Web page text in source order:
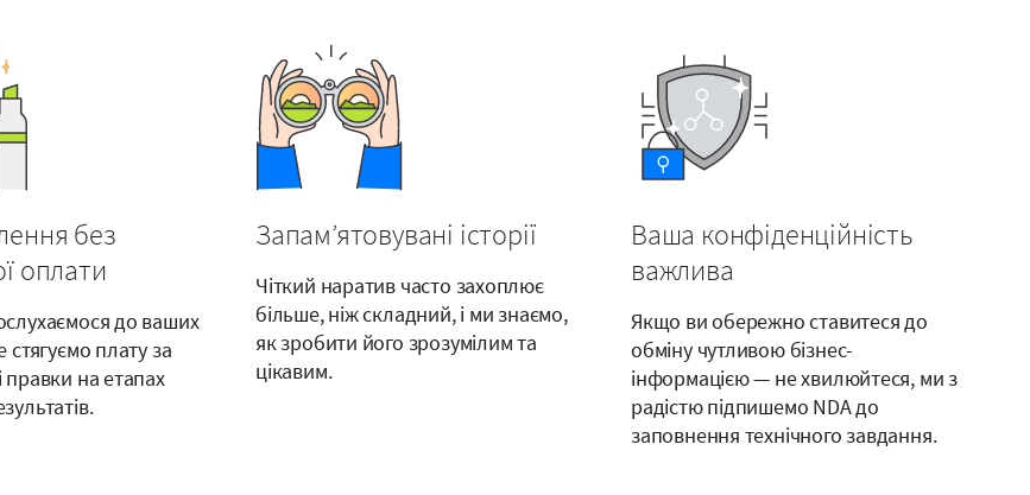
без
оплати
до ваших
стягуємо плату за
правки на етапах
Запам’ятовувані історії
Чіткий наратив часто захоплює
більше, ніж складний, і ми знаємо,
як зробити його зрозумілим та
цікавим.
Ваша конфіденційність
важлива
Якщо ви обережно ставитеся до
обміну чутливою бізнес-
інформацією — не хвилюйтеся, ми з
радістю підпишемо NDA до
заповнення технічного завдання.